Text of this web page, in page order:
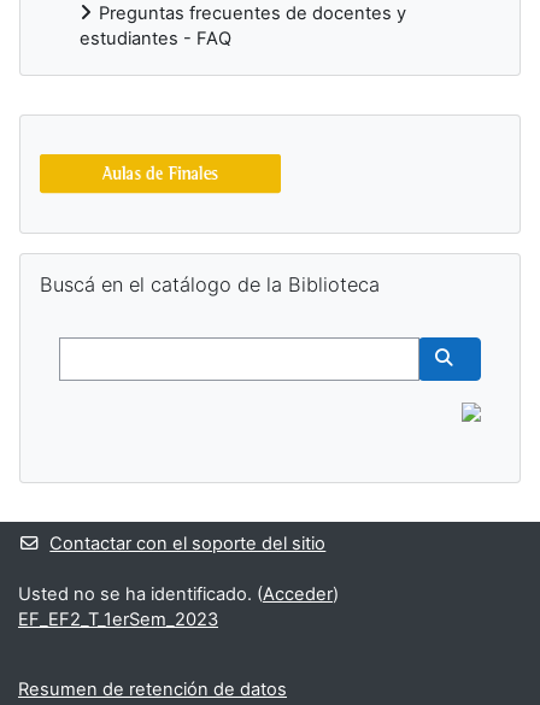
Preguntas frecuentes de docentes y
estudiantes - FAQ
Bloques suplementarios
Buscá en el catálogo de la Biblioteca
Buscar
Contactar con el soporte del sitio
Usted no se ha identificado. (Acceder)
EF_EF2_T_1erSem_2023
Resumen de retención de datos